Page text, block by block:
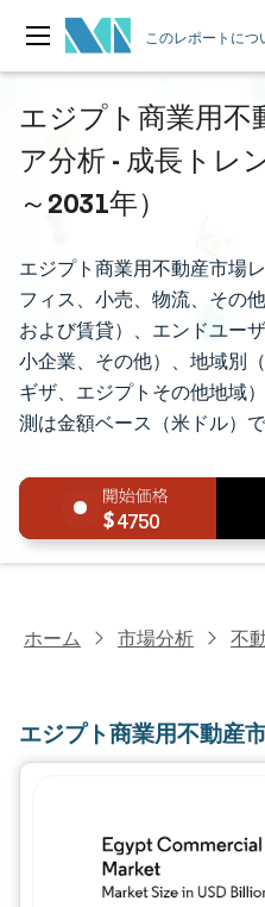
このレポートにつ
エジプト商業用不
ア分析 - 成長トレ
～2031年）
エジプト商業用不動産市場
フィス、小売、物流、その
および賃貸）、エンドユー
小企業、その他）、地域別
ギザ、エジプトその他地域
測は金額ベース（米ドル）
4750
ホーム 市場分析 不
エジプト商業用不動産